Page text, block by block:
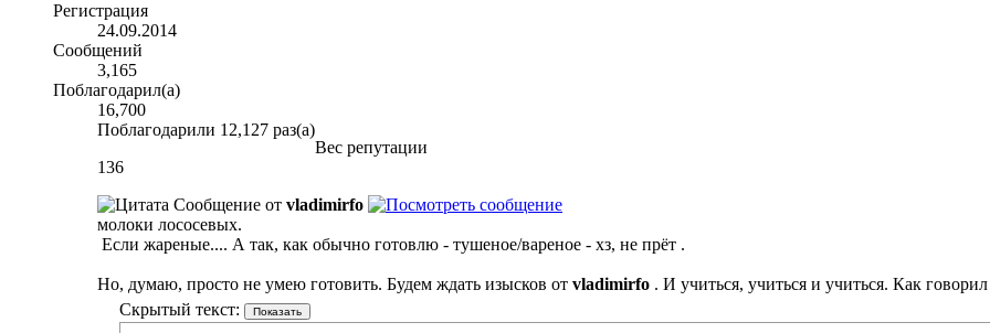
Регистрация
24.09.2014
Сообщений
3,165
Поблагодарил(а)
16,700
Поблагодарили 12,127 раз(а)
Вес репутации
136
Сообщение от vladimirfo
молоки лососевых.
Если жареные.... А так, как обычно готовлю - тушеное/вареное - хз, не прёт .
Но, думаю, просто не умею готовить. Будем ждать изысков от vladimirfo . И учиться, учиться и учиться. Как
Скрытый текст: